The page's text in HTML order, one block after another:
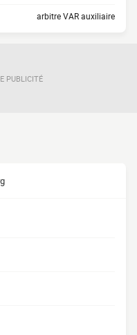
arbitre VAR auxiliaire
PUBLICITÉ